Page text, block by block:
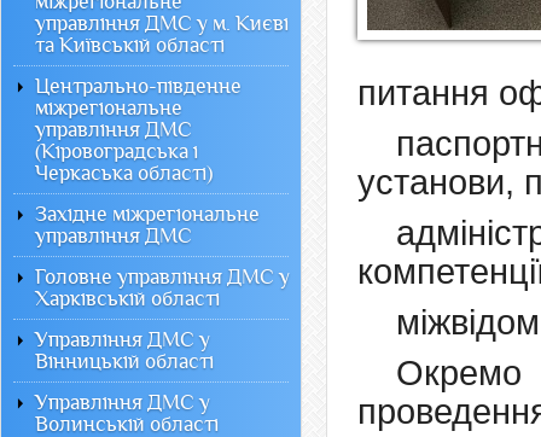
питання
установи,
управління ДМС у м. Києві
та Київській області
Центрально-південне
міжрегіональне
управління ДМС
(Кіровоградська і
Черкаська області)
Західне міжрегіональне
управління ДМС
Головне управління ДМС у
Харківській області
Управління ДМС у
Вінницькій області
Управління ДМС у
Волинській області